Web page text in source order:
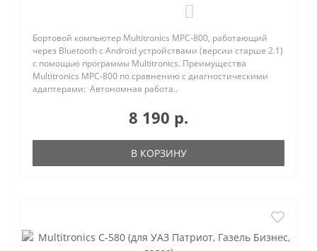
Бортовой компьютер Multitronics MPC-800, работающий
через Bluetooth с Android устройствами (версии старше 2.1)
с помощью программы Multitronics. Преимущества
Multitronics MPC-800 по сравнению с диагностическими
адаптерами: Автономная работа..
8 190 р.
В КОРЗИНУ